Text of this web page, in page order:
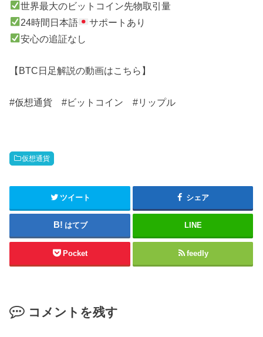
世界最大のビットコイン先物取引量
24時間日本語
サポートあり
安心の追証なし
【BTC日足解説の動画はこちら】
#仮想通貨​ #ビットコイン #リップル
仮想通貨
ツイート シェア
はてブ LINE
Pocket feedly
コメントを残す